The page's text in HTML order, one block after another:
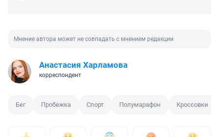
Мнение автора может не совпадать с мнением редакции
Анастасия Харламова
корреспондент
Бег Пробежка Спорт Полумарафон Кроссовки